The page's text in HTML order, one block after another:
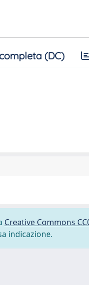
(DC)
Creative Commons
indicazione.